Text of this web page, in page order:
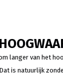
langer van het
is natuurlijk